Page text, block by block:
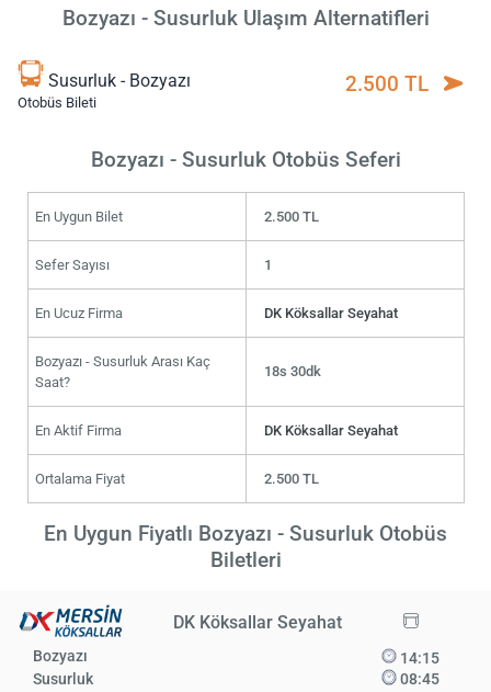
Bozyazı - Susurluk Ulaşım Alternatifleri
Susurluk - Bozyazı
Otobüs Bileti
2.500 TL
Bozyazı - Susurluk Otobüs Seferi
En Uygun Bilet 2.500 TL
Sefer Sayısı 1
En Ucuz Firma DK Köksallar Seyahat
Bozyazı - Susurluk Arası Kaç
Saat?
18s 30dk
En Aktif Firma DK Köksallar Seyahat
Ortalama Fiyat 2.500 TL
En Uygun Fiyatlı Bozyazı - Susurluk Otobüs
Biletleri
DK Köksallar Seyahat
Bozyazı
Susurluk
14:15
08:45